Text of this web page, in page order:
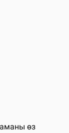
өз